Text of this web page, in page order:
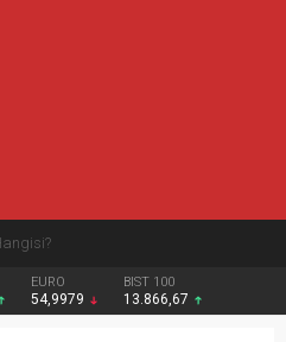
doğru sistem, temiz montaj
EURO
54,9979
BIST 100
13.866,67